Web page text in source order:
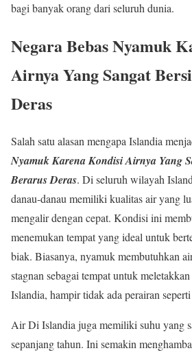
bagi banyak orang dari seluruh dunia.
Negara Bebas Nyamuk
Airnya Yang Sangat
Deras
Salah satu alasan mengapa Islandia
Nyamuk Karena Kondisi Airnya Yang
Berarus Deras. Di seluruh wilayah
danau-danau memiliki kualitas air yang
mengalir dengan cepat. Kondisi ini
menemukan tempat yang ideal untuk
biak. Biasanya, nyamuk membutuhkan
stagnan sebagai tempat untuk
Islandia, hampir tidak ada perairan
Air Di Islandia juga memiliki suhu yang
sepanjang tahun. Ini semakin